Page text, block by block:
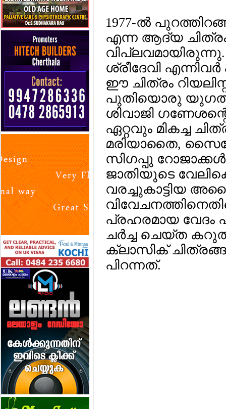
1977-ല്‍
എന്ന ആദ്യ ചിത്രം
ശ്രീദേവി
ഈ ചിത്രം
പുതിയൊരു
ശിവാജി
ഏറ്റവും മികച്ച
മരിയാതൈ,
സിഗപ്പു
ജാതിയുടെ
വരച്ചുകാട്ടിയ
പ്രഹരമായ
ചര്‍ച്ച ചെയ്ത
ക്ലാസിക്
പിറന്നത്.